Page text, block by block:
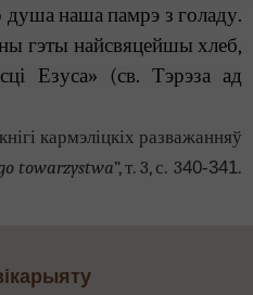
душа наша памрэ з голаду.
гэты найсвяцейшы хлеб,
Езуса» (св. Тэрэза ад
кармэліцкіх разважанняў
towarzystwa”, т. 3, с. 340-341.